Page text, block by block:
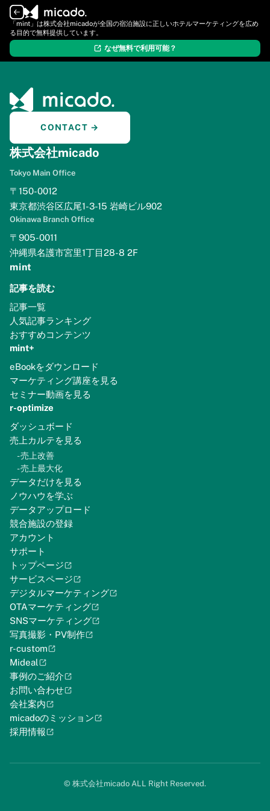
「mint」は株式会社micadoが全国の宿泊施設に正しいホテルマーケティングを広め
る目的で無料提供しています。
なぜ無料で利用可能？
ログイン 新規登録
CONTACT →
株式会社micado
Tokyo Main Office
〒150-0012
東京都渋谷区広尾1-3-15 岩崎ビル902
Okinawa Branch Office
〒905-0011
沖縄県名護市宮里1丁目28-8 2F
mint
記事を読む
記事一覧
人気記事ランキング
おすすめコンテンツ
mint+
eBookをダウンロード
マーケティング講座を見る
セミナー動画を見る
r-optimize
ダッシュボード
売上カルテを見る
-売上改善
-売上最大化
データだけを見る
ノウハウを学ぶ
データアップロード
競合施設の登録
アカウント
サポート
トップページ
サービスページ
デジタルマーケティング
OTAマーケティング
SNSマーケティング
写真撮影・PV制作
r-custom
Mideal
事例のご紹介
お問い合わせ
会社案内
micadoのミッション
採用情報
©︎ 株式会社micado ALL Right Reserved.